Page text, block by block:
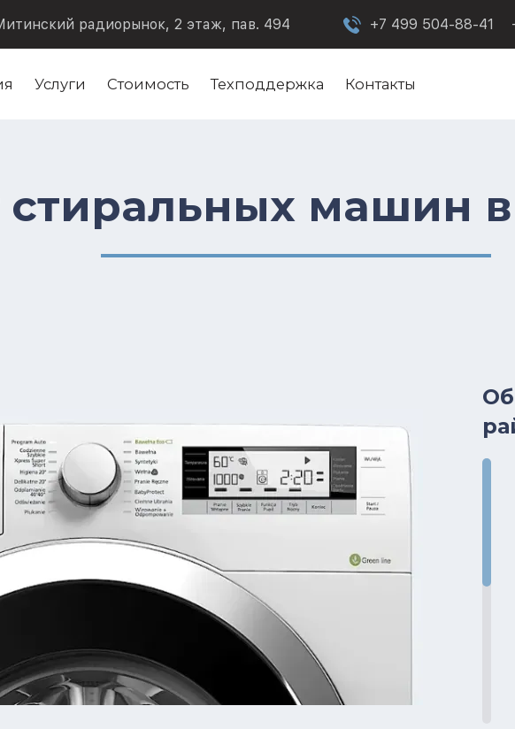
радиорынок, 2 этаж, пав. 494 +7 499 504-88-41
Услуги Стоимость Техподдержка Контакты
стиральных машин